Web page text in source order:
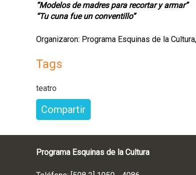
“Modelos de madres para recortar y armar”
“Tu cuna fue un conventillo”
Organizaron: Programa Esquinas de la
Tags
teatro
Compartir
Programa Esquinas de la Cultura